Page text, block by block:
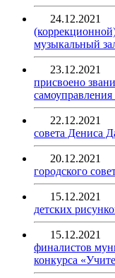
24.12.2021
музыкальный
23.12.2021
присвоено
22.12.2021
совета Дениса
20.12.2021
городского
15.12.2021
детских
15.12.2021
финалистов
конкурса